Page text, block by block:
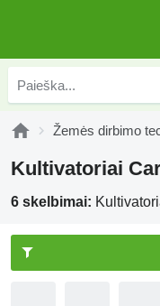
Žemės dirbimo
Kultivatoriai
6 skelbimai: